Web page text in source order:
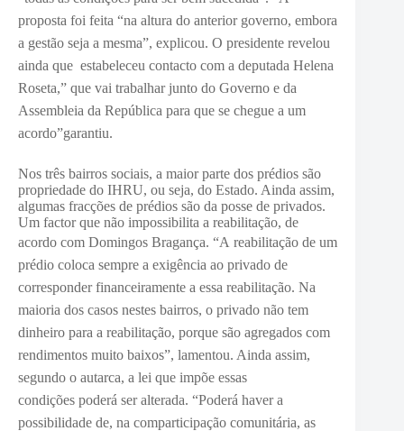
proposta foi feita “na altura do anterior governo, embora
a gestão seja a mesma”, explicou. O presidente revelou
ainda que estabeleceu contacto com a deputada Helena
Roseta,” que vai trabalhar junto do Governo e da
Assembleia da República para que se chegue a um
acordo”garantiu.
Nos três bairros sociais, a maior parte dos prédios são
propriedade do IHRU, ou seja, do Estado. Ainda assim,
algumas fracções de prédios são da posse de privados.
Um factor que não impossibilita a reabilitação, de
acordo com Domingos Bragança. “A reabilitação de um
prédio coloca sempre a exigência ao privado de
corresponder financeiramente a essa reabilitação. Na
maioria dos casos nestes bairros, o privado não tem
dinheiro para a reabilitação, porque são agregados com
rendimentos muito baixos”, lamentou. Ainda assim,
segundo o autarca, a lei que impõe essas
condições poderá ser alterada. “Poderá haver a
possibilidade de, na comparticipação comunitária, as